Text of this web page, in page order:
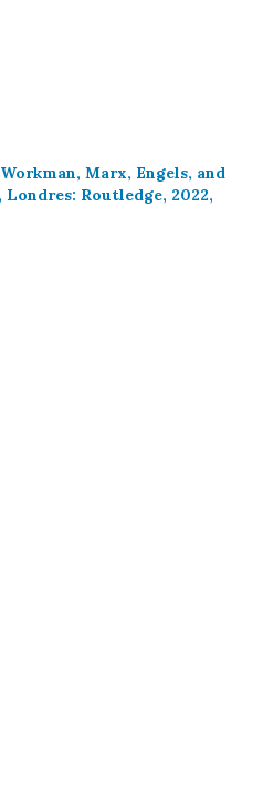
Marx, Engels, and
Routledge, 2022,